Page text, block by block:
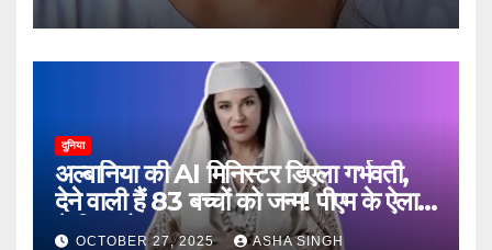
दुनिया
अल्बानिया की AI मिनिस्‍टर डिएला गर्भवती,
देने वाली हैं 83 बच्चों को जन्‍म! पीएम के ऐलान
ने किया हैरान
OCTOBER 27, 2025 ASHA SINGH